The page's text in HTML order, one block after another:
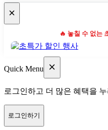
🔥 놓칠 수 없는
Quick Menu
로그인하고 더 많은 혜택을
로그인하기